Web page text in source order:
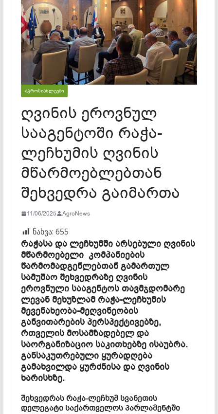
ᲐᲒᲠᲝᲡᲘᲐᲮᲚᲔᲔᲑᲘ
ღვინის ეროვნულ
სააგენტოში რაჭა-
ლეჩხუმის ღვინის
მწარმოებლებთან
შეხვედრა გაიმართა
11/06/2025 AgroNews
ნახვა: 655
რაჭასა და ლეჩხუმში არსებული ღვინის
მწარმოებელი კომპანიების
წარმომადგენლებთან გამართულ
სამუშაო შეხვედრაზე ღვინის
ეროვნული სააგენტოს თავმჯდომარე
ლევან მეხუზლამ რაჭა-ლეჩხუმის
მევენახეობა-მეღვინეობის
განვითარების პერსპექტივებზე,
რთველის მოსამზადებელ და
საორგანიზაციო საკითხებზე ისაუბრა.
განსაკუთრებული ყურადღება
გამახვილდა ყურძნისა და ღვინის
ხარისხზე.
შეხვედრას რაჭა-ლეჩხუმ სვანეთის
დელეგატი საქართველოს პარლამენტში